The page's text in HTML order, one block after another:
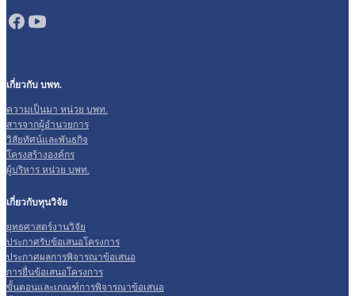
เกี่ยวกับ บพท.
ความเป็นมา หน่วย บพท.
สารจากผู้อำนวยการ
วิสัยทัศน์และพันธกิจ
โครงสร้างองค์กร
ผู้บริหาร หน่วย บพท.
เกี่ยวกับทุนวิจัย
ยุทธศาสตร์งานวิจัย
ประกาศรับข้อเสนอโครงการ
ประกาศผลการพิจารณาข้อเสนอ
การยื่นข้อเสนอโครงการ
ขั้นตอนและเกณฑ์การพิจารณาข้อเสนอ